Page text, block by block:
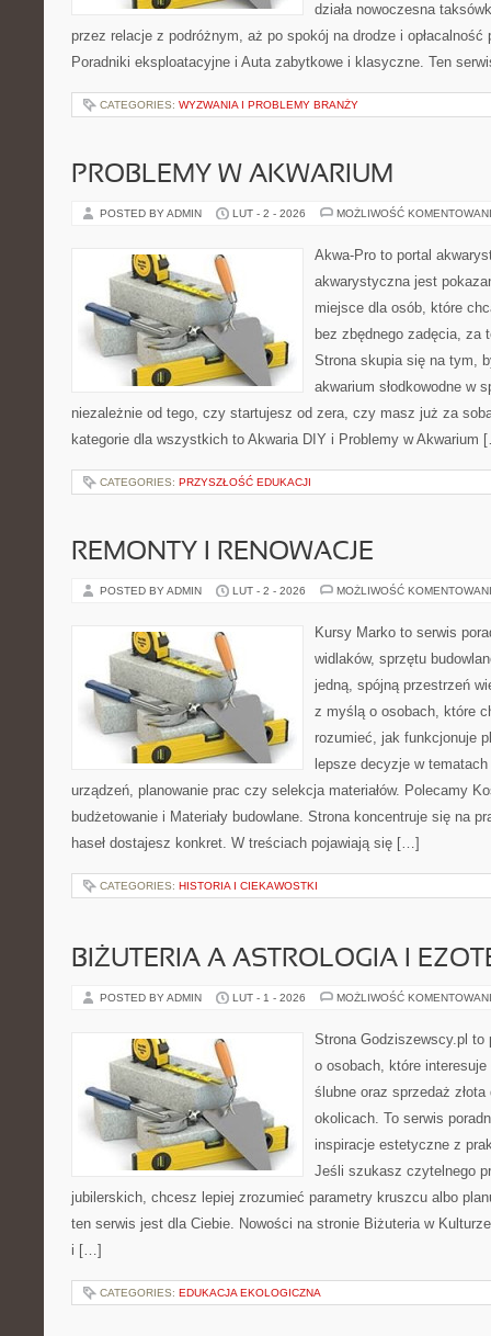
działa nowoczesna
przez relacje z podróżnym, aż po spokój na drodze i opłacalność
Poradniki eksploatacyjne i Auta zabytkowe i klasyczne. Ten
CATEGORIES: WYZWANIA I PROBLEMY BRANŻY
PROBLEMY W AKWARIUM
POSTED BY ADMIN LUT - 2 - 2026 MOŻLIWOŚĆ
Akwa-Pro to portal
akwarystyczna jest
miejsce dla osób, które
bez zbędnego zadęcia, za
Strona skupia się na tym,
akwarium słodkowodne w
niezależnie od tego, czy startujesz od zera, czy masz już za
kategorie dla wszystkich to Akwaria DIY i Problemy w Akwarium
CATEGORIES: PRZYSZŁOŚĆ EDUKACJI
REMONTY I RENOWACJE
POSTED BY ADMIN LUT - 2 - 2026 MOŻLIWOŚĆ
Kursy Marko to serwis
widlaków, sprzętu
jedną, spójną przestrzeń
z myślą o osobach, które
rozumieć, jak funkcjonuje
lepsze decyzje w
urządzeń, planowanie prac czy selekcja materiałów. Polecamy
budżetowanie i Materiały budowlane. Strona koncentruje się na
haseł dostajesz konkret. W treściach pojawiają się […]
CATEGORIES: HISTORIA I CIEKAWOSTKI
BIŻUTERIA A ASTROLOGIA I
POSTED BY ADMIN LUT - 1 - 2026 MOŻLIWOŚĆ
Strona Godziszewscy.pl to
o osobach, które
ślubne oraz sprzedaż
okolicach. To serwis
inspiracje estetyczne z
Jeśli szukasz czytelnego
jubilerskich, chcesz lepiej zrozumieć parametry kruszcu albo
ten serwis jest dla Ciebie. Nowości na stronie Biżuteria w
i […]
CATEGORIES: EDUKACJA EKOLOGICZNA